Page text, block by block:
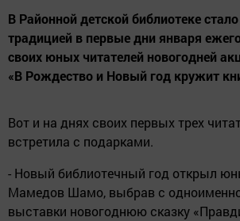
В Районной детской библиотеке
традицией в первые дни января
своих юных читателей новогодней
«В Рождество и Новый год кружит
Вот и на днях своих первых трех
встретила с подарками.
- Новый библиотечный год открыл
Мамедов Шамо, выбрав с
выставки новогоднюю сказку